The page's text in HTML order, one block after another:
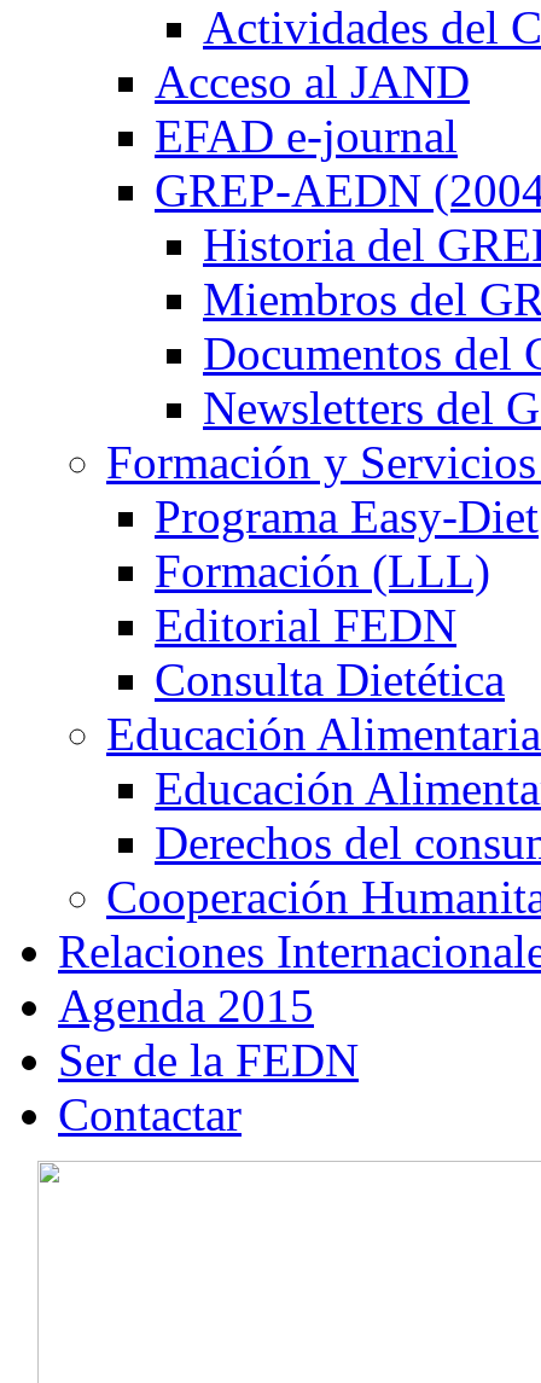
Actividades del
Acceso al JAND
EFAD e-journal
GREP-AEDN
Historia del
Miembros del
Documentos del
Newsletters del
Formación y
Programa Easy-Diet
Formación (LLL)
Editorial FEDN
Consulta Dietética
Educación Alimentaria
Educación
Derechos del
Cooperación
Relaciones
Agenda 2015
Ser de la FEDN
Contactar